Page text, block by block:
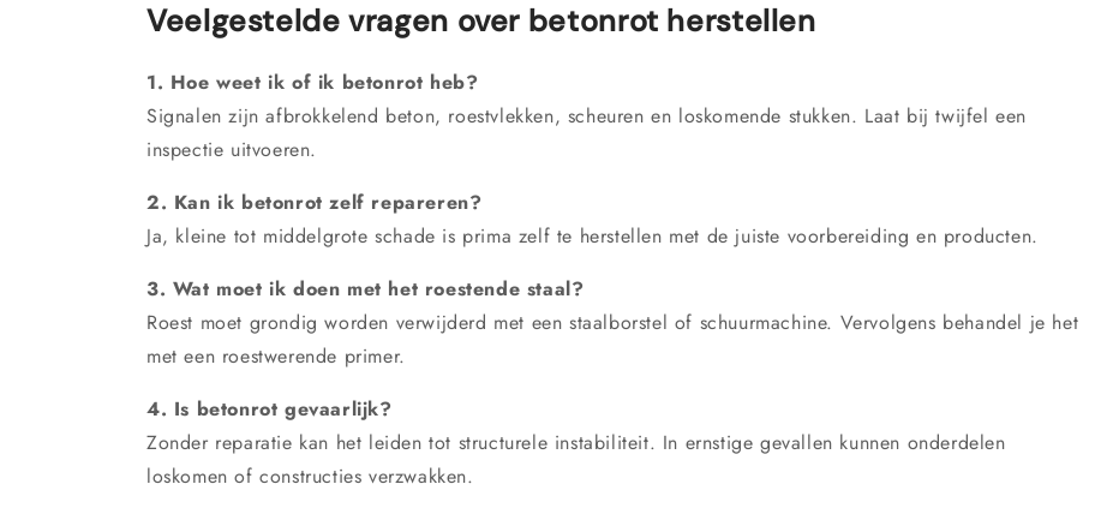
Veelgestelde vragen over betonrot herstellen
1. Hoe weet ik of ik betonrot heb?
Signalen zijn afbrokkelend beton, roestvlekken, scheuren en loskomende stukken. Laat bij twijfel een
inspectie uitvoeren.
2. Kan ik betonrot zelf repareren?
Ja, kleine tot middelgrote schade is prima zelf te herstellen met de juiste voorbereiding en producten.
3. Wat moet ik doen met het roestende staal?
Roest moet grondig worden verwijderd met een staalborstel of schuurmachine. Vervolgens behandel je het
met een roestwerende primer.
4. Is betonrot gevaarlijk?
Zonder reparatie kan het leiden tot structurele instabiliteit. In ernstige gevallen kunnen onderdelen
loskomen of constructies verzwakken.